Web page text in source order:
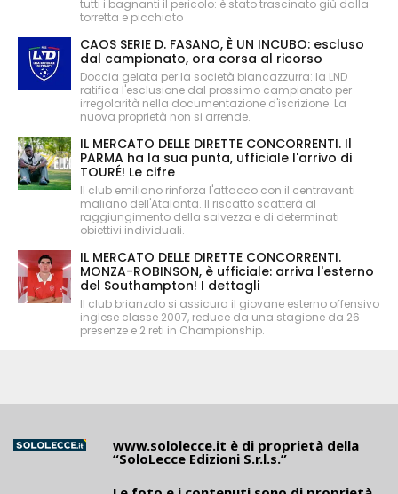
tutti i bagnanti il pericolo: è stato trascinato giù dalla
torretta e picchiato
CAOS SERIE D. FASANO, È UN INCUBO: escluso
dal campionato, ora corsa al ricorso
Doccia gelata per la società biancazzurra: la LND
ratifica l'esclusione dal prossimo campionato per
irregolarità nella documentazione d'iscrizione. La
nuova proprietà non si arrende.
IL MERCATO DELLE DIRETTE CONCORRENTI. Il
PARMA ha la sua punta, ufficiale l'arrivo di
TOURÉ! Le cifre
Il club emiliano rinforza l'attacco con il centravanti
maliano dell'Atalanta. Il riscatto scatterà al
raggiungimento della salvezza e di determinati
obiettivi individuali.
IL MERCATO DELLE DIRETTE CONCORRENTI.
MONZA-ROBINSON, è ufficiale: arriva l'esterno
del Southampton! I dettagli
Il club brianzolo si assicura il giovane esterno offensivo
inglese classe 2007, reduce da una stagione da 26
presenze e 2 reti in Championship.
www.sololecce.it è di proprietà della
“SoloLecce Edizioni S.r.l.s.”